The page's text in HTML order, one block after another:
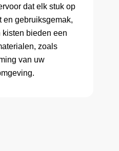
dat elk stuk op
en gebruiksgemak,
bieden een
zoals
van uw